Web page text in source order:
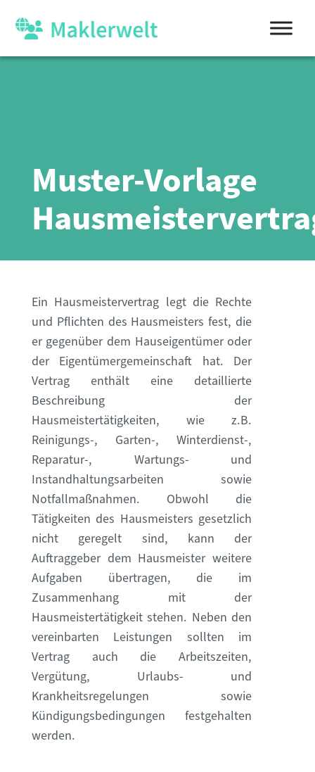
Muster-Vorlage
Ein Hausmeistervertrag legt die Rechte
und Pflichten des Hausmeisters fest, die
er gegenüber dem Hauseigentümer oder
der Eigentümergemeinschaft hat. Der
Vertrag enthält eine detaillierte
Beschreibung der
Hausmeistertätigkeiten, wie z.B.
Reinigungs-, Garten-, Winterdienst-,
Reparatur-, Wartungs- und
Instandhaltungsarbeiten sowie
Notfallmaßnahmen. Obwohl die
Tätigkeiten des Hausmeisters gesetzlich
nicht geregelt sind, kann der
Auftraggeber dem Hausmeister weitere
Aufgaben übertragen, die im
Zusammenhang mit der
Hausmeistertätigkeit stehen. Neben den
vereinbarten Leistungen sollten im
Vertrag auch die Arbeitszeiten,
Vergütung, Urlaubs- und
Krankheitsregelungen sowie
Kündigungsbedingungen festgehalten
werden.